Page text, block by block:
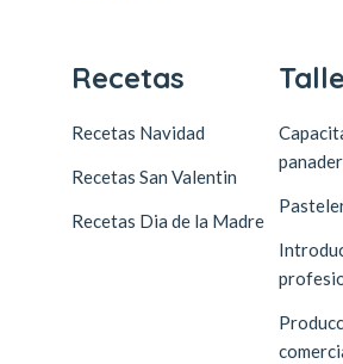
Recetas
Recetas Navidad
Recetas San Valentin
Recetas Dia de la Madre